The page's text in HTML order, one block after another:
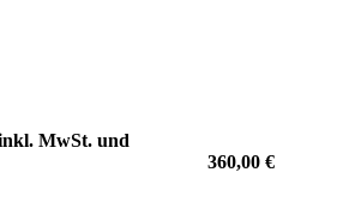
MwSt. und
360,00 €